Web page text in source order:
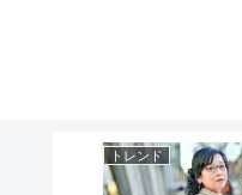
トレンド